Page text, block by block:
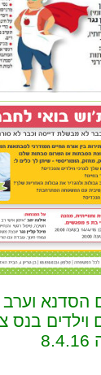
הסדנאו ערב
בנס